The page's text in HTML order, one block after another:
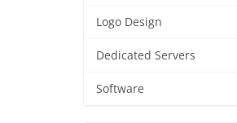
Logo Design
Dedicated Servers
Software